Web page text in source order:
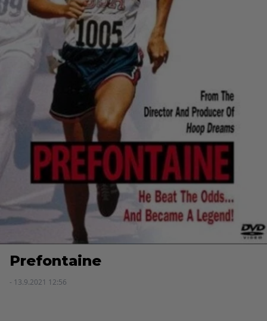
Prefontaine
- 13.9.2021 12:56